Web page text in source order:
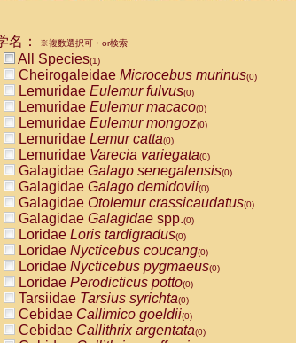
名： ※複数選択可・or検索
All Species(1)
Cheirogaleidae Microcebus murinus(0)
Lemuridae Eulemur fulvus(0)
Lemuridae Eulemur macaco(0)
Lemuridae Eulemur mongoz(0)
Lemuridae Lemur catta(0)
Lemuridae Varecia variegata(0)
Galagidae Galago senegalensis(0)
Galagidae Galago demidovii(0)
Galagidae Otolemur crassicaudatus(0)
Galagidae Galagidae spp.(0)
Loridae Loris tardigradus(0)
Loridae Nycticebus coucang(0)
Loridae Nycticebus pygmaeus(0)
Loridae Perodicticus potto(0)
Tarsiidae Tarsius syrichta(0)
Cebidae Callimico goeldii(0)
Cebidae Callithrix argentata(0)